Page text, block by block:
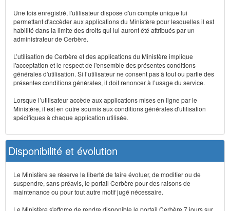
Une fois enregistré, l'utilisateur dispose d'un compte unique lui
permettant d'accèder aux applications du Ministère pour lesquelles il est
habilité dans la limite des droits qui lui auront été attribués par un
administrateur de Cerbère.
L’utilisation de Cerbère et des applications du Ministère implique
l'acceptation et le respect de l'ensemble des présentes conditions
générales d'utilisation. Si l’utilisateur ne consent pas à tout ou partie des
présentes conditions générales, il doit renoncer à l’usage du service.
Lorsque l’utilisateur accède aux applications mises en ligne par le
Ministère, il est en outre soumis aux conditions générales d'utilisation
spécifiques à chaque application utilisée.
Disponibilité et évolution
Le Ministère se réserve la liberté de faire évoluer, de modifier ou de
suspendre, sans préavis, le portail Cerbère pour des raisons de
maintenance ou pour tout autre motif jugé nécessaire.
Le Ministère s'efforce de rendre disponible le portail Cerbère 7 jours sur